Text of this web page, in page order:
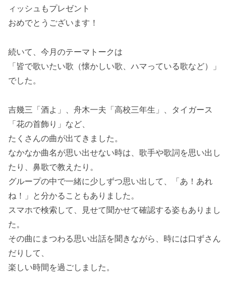
ィッシュもプレゼント
おめでとうございます！
続いて、今月のテーマトークは
「皆で歌いたい歌（懐かしい歌、ハマっている歌など）」
でした。
吉幾三「酒よ」、舟木一夫「高校三年生」、タイガース
「花の首飾り」など、
たくさんの曲が出てきました。
なかなか曲名が思い出せない時は、歌手や歌詞を思い出し
たり、鼻歌で教えたり。
グループの中で一緒に少しずつ思い出して、「あ！あれ
ね！」と分かることもありました。
スマホで検索して、見せて聞かせて確認する姿もありまし
た。
その曲にまつわる思い出話を聞きながら、時には口ずさん
だりして、
楽しい時間を過ごしました。